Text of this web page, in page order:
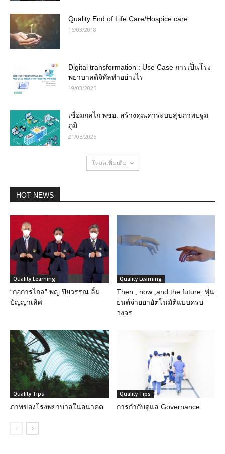
Quality End of Life Care/Hospice care
16/03/2018
Digital transformation : Use Case การเป็นโรง
พยาบาลดิจิทัลทำอย่างไร
19/03/2025
เชื่อมกลไก พชอ. สร้างคุณค่าระบบสุขภาพปฐม
ภูมิ
21/05/2026
โหลดเพิ่มเติม
HOT NEWS
Quality Learning
“ก่อการไกล” พญ.ปิยวรรณ ลิ้ม
ปัญญาเลิศ
Quality Learning
Then , now ,and the future: หุ่น
ยนต์จ่ายยาอัตโนมัติแบบครบ
วงจร
Quality Tips
ภาพของโรงพยาบาลในอนาคต
Quality Tips
การกำกับดูแล Governance